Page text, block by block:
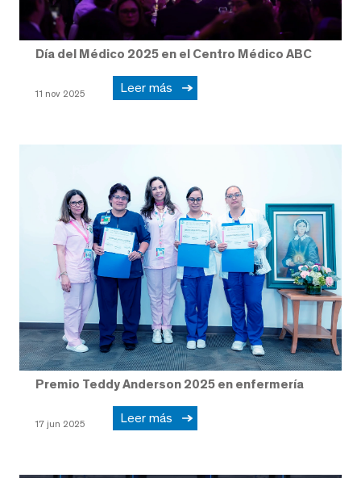
Día del Médico 2025 en el Centro Médico ABC
11 nov 2025 Leer más
Premio Teddy Anderson 2025 en enfermería
17 jun 2025 Leer más